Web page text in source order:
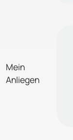
Mein
Anliegen